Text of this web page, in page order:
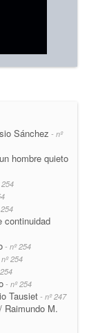
Sánchez - nº
hombre quieto
254
continuidad
- nº 254
254
- nº 254
Tausiet - nº 247
Raimundo M.